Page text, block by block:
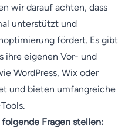
wir darauf achten, dass
unterstützt und
fördert. Es gibt
ihre eigenen Vor- und
WordPress, Wix oder
und bieten umfangreiche
Fragen stellen: